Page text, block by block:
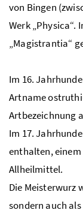
von Bingen
Werk „Physica“.
„Magistrantia“
Im 16.
Artname
Artbezeichnung
Im 17.
enthalten,
Allheilmittel.
Die Meisterwurz
sondern auch